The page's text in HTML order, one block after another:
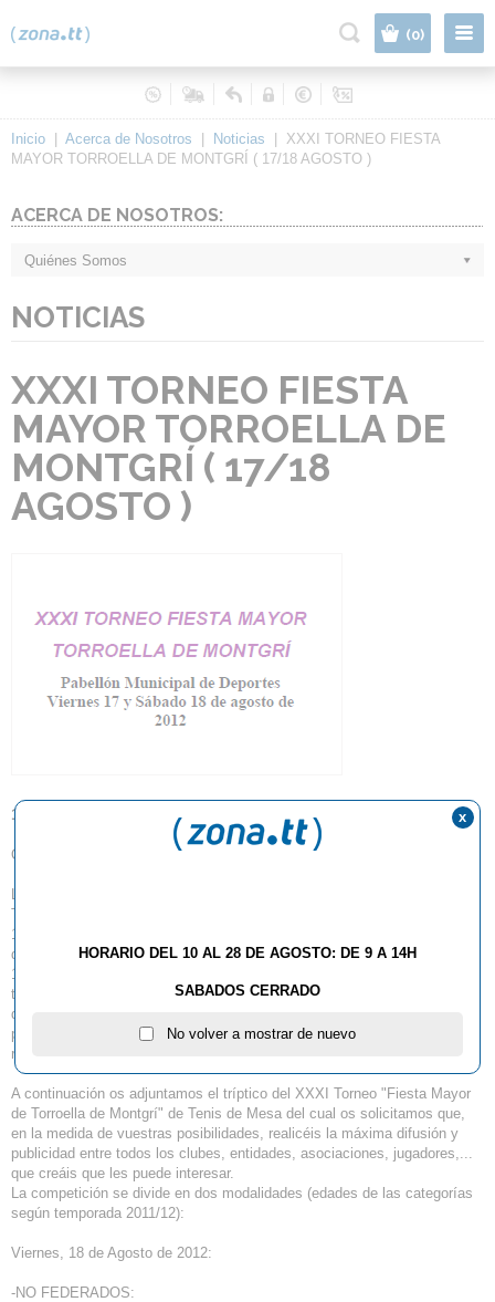
(0)
Inicio Acerca de Nosotros Noticias
XXXI TORNEO FIESTA
MAYOR TORROELLA DE MONTGRÍ ( 17/18 AGOSTO )
ACERCA DE NOSOTROS:
Quiénes Somos
NOTICIAS
XXXI TORNEO FIESTA
MAYOR TORROELLA DE
MONTGRÍ ( 17/18
AGOSTO )
19.07.2012
Queridos amigos/as,
Llega agosto y con el la XXXI edición del Torneo Fiesta Mayor de
Torroella de Montgrí, el cual tendrá lugar el próximo Viernes 18 y Sábado
19 de Agosto de 2012 en el Pabellón Municipal de Deportes de Torroella
de Montgrí (Costa Brava - Girona). Esta competición albergó un total de
183 participantes en la última edición, entre los cuales cabe destacar, en
todas las categorías, la presencia de algunos de los mejores jugadores
de Cataluña y España. Cantidad y calidad que hacen que un año más
pudiésemos calificar la organización del campeonato como un éxito
rotundo.
A continuación os adjuntamos el tríptico del XXXI Torneo "Fiesta Mayor
de Torroella de Montgrí" de Tenis de Mesa del cual os solicitamos que,
en la medida de vuestras posibilidades, realicéis la máxima difusión y
publicidad entre todos los clubes, entidades, asociaciones, jugadores,...
que creáis que les puede interesar.
La competición se divide en dos modalidades (edades de las categorías
según temporada 2011/12):
Viernes, 18 de Agosto de 2012:
-NO FEDERADOS:
HORARIO DEL 10 AL 28 DE AGOSTO: DE 9 A 14H
SABADOS CERRADO
No volver a mostrar de nuevo
x